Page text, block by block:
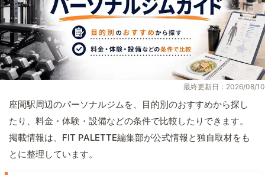
最終更新日：2026/08/10
座間駅周辺のパーソナルジムを、目的別のおすすめから探し
たり、料金・体験・設備などの条件で比較したりできます。
掲載情報は、FIT PALETTE編集部が公式情報と独自取材をも
とに整理しています。